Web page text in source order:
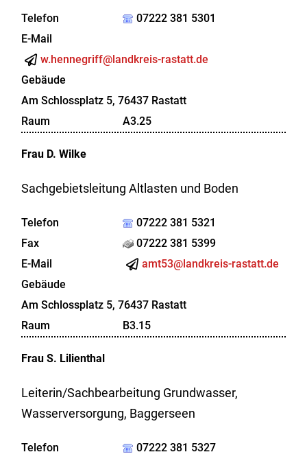
Telefon
07222 381 5301
E-Mail
w.hennegriff@landkreis-rastatt.de
Gebäude
Am Schlossplatz 5, 76437 Rastatt
Raum
A3.25
Frau D. Wilke
Sachgebietsleitung Altlasten und Boden
Telefon
07222 381 5321
Fax
07222 381 5399
E-Mail
amt53@landkreis-rastatt.de
Gebäude
Am Schlossplatz 5, 76437 Rastatt
Raum
B3.15
Frau S. Lilienthal
Leiterin/Sachbearbeitung Grundwasser,
Wasserversorgung, Baggerseen
Telefon
07222 381 5327